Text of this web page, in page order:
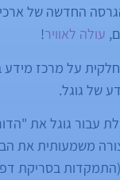
החדשה של
עולה לאוויר!
על מרכז מידע
של גוגל.
עבור גוגל את
משמעותית את
בסריקת